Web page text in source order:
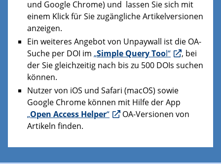
und Google Chrome) und lassen Sie sich mit
einem Klick für Sie zugängliche Artikelversionen
anzeigen.
Ein weiteres Angebot von Unpaywall ist die OA-
Suche per DOI im „Simple Query Tool“
, bei
der Sie gleichzeitig nach bis zu 500 DOIs suchen
können.
Nutzer von iOS und Safari (macOS) sowie
Google Chrome können mit Hilfe der App
„Open Access Helper“
OA-Versionen von
Artikeln finden.